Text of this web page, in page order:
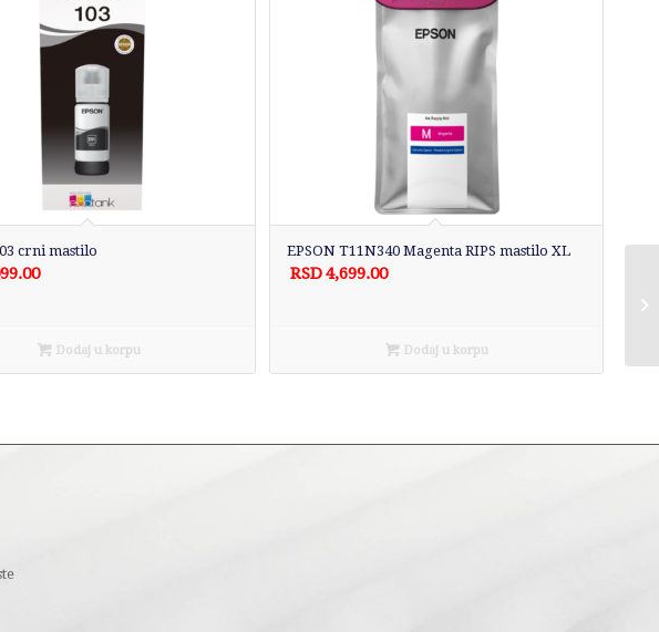
crni mastilo
Dodaj u korpu
EPSON T11N340 Magenta RIPS mastilo XL
RSD4,699.00
Dodaj u korpu